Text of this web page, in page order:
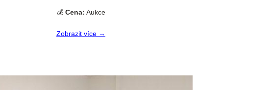
💰 Cena: Aukce
Zobrazit více →